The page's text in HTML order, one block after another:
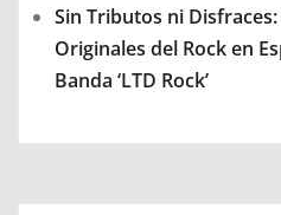
Sin Tributos ni
Originales del Rock en
Banda ‘LTD Rock’